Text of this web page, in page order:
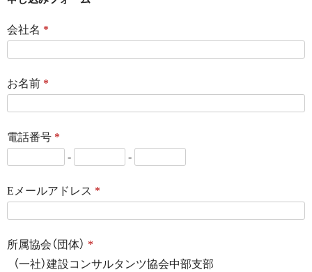
会社名 *
お名前 *
電話番号 *
-
-
Eメールアドレス *
所属協会（団体） *
（一社）建設コンサルタンツ協会中部支部